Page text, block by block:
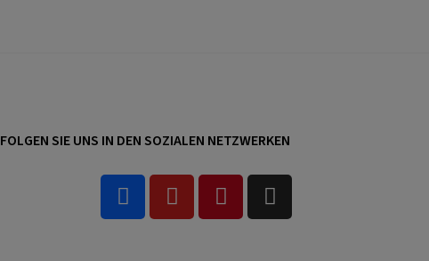
FOLGEN SIE UNS IN DEN SOZIALEN NETZWERKEN